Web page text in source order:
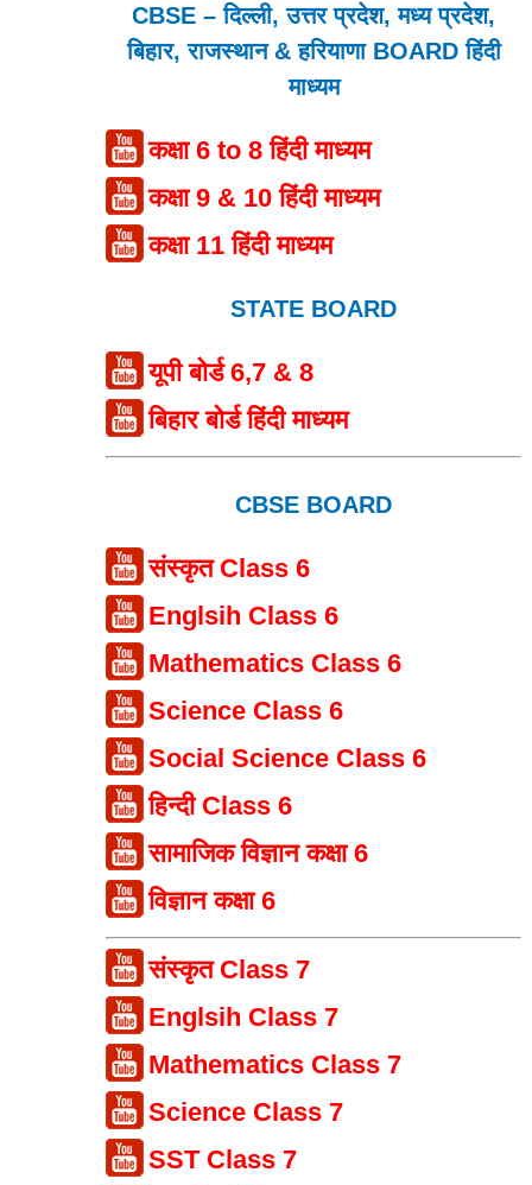
CBSE – दिल्ली, उत्तर प्रदेश, मध्य प्रदेश,
बिहार, राजस्थान & हरियाणा BOARD हिंदी
माध्यम
कक्षा 6 to 8 हिंदी माध्यम
कक्षा 9 & 10 हिंदी माध्यम
कक्षा 11 हिंदी माध्यम
STATE BOARD
यूपी बोर्ड 6,7 & 8
बिहार बोर्ड हिंदी माध्यम
CBSE BOARD
संस्कृत Class 6
Englsih Class 6
Mathematics Class 6
Science Class 6
Social Science Class 6
हिन्दी Class 6
सामाजिक विज्ञान कक्षा 6
विज्ञान कक्षा 6
संस्कृत Class 7
Englsih Class 7
Mathematics Class 7
Science Class 7
SST Class 7